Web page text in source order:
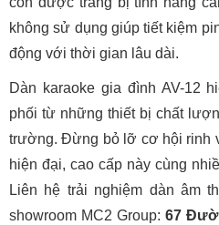
không sử dụng giúp tiết kiệm
động với thời gian lâu dài.
Dàn karaoke gia đình AV-12
phối từ những thiết bị chất
trường. Đừng bỏ lỡ cơ hội rinh
hiện đại, cao cấp này cùng
Liên hệ trải nghiệm dàn âm
showroom MC2 Group:67